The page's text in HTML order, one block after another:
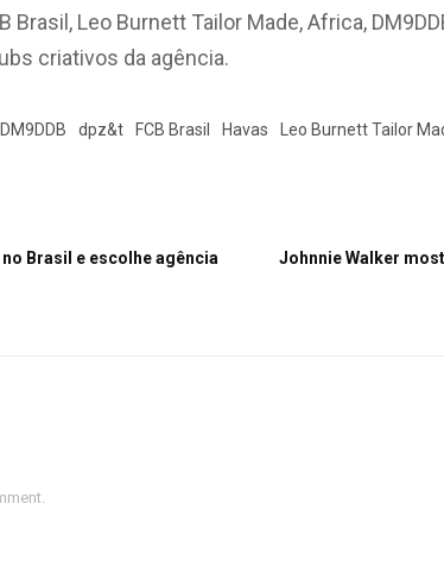
Brasil, Leo Burnett Tailor Made, Africa,
criativos da agência.
DM9DDB dpz&t FCB Brasil Havas Leo Burnett Tailor
Brasil e escolhe agência
Johnnie Walker